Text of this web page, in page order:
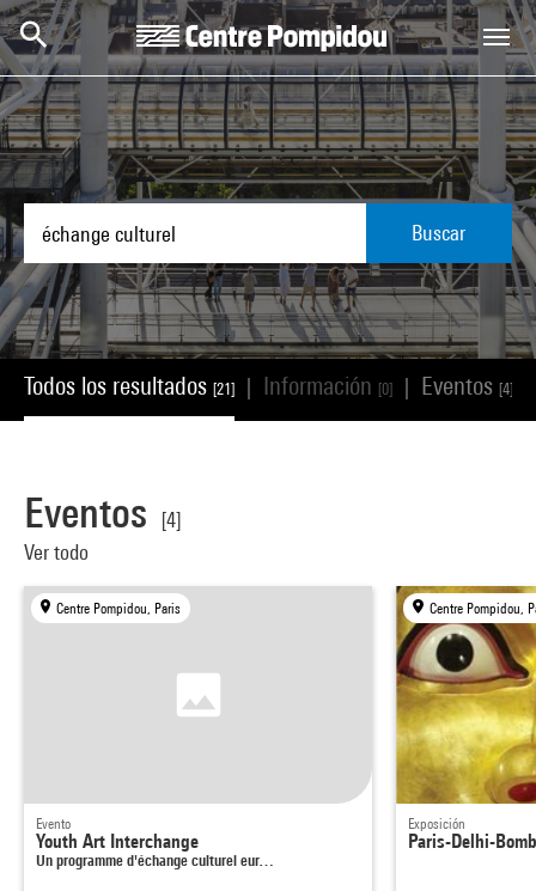
Skip to main content
Centre Pompidou
Buscar
Todos los resultados [21] Información [0] Eventos [4]
Eventos
[4]
Ver todo
Centre Pompidou, Paris
Evento
Youth Art Interchange
Un programme d'échange culturel eur…
Centre Pompidou,
Exposición
Paris-Delhi-